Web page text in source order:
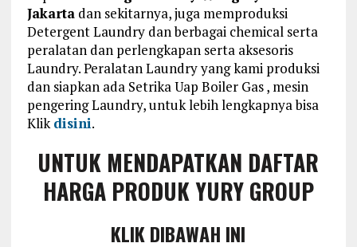
Jakartadan sekitarnya, juga memproduksi
Detergent Laundry dan berbagai chemical serta
peralatan dan perlengkapan serta aksesoris
Laundry. Peralatan Laundry yang kami produksi
dan siapkan ada Setrika Uap Boiler Gas , mesin
pengering Laundry, untuk lebih lengkapnya bisa
Klikdisini.
UNTUK MENDAPATKAN DAFTAR
HARGA PRODUK YURY GROUP
KLIK DIBAWAH INI